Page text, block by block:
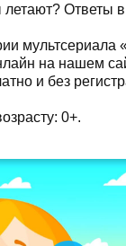
Ответы в
мультсериала
на нашем
и без
0+.